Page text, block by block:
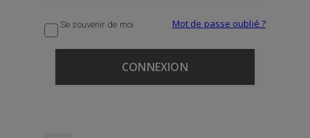
Se souvenir de moi Mot de passe oublié ?